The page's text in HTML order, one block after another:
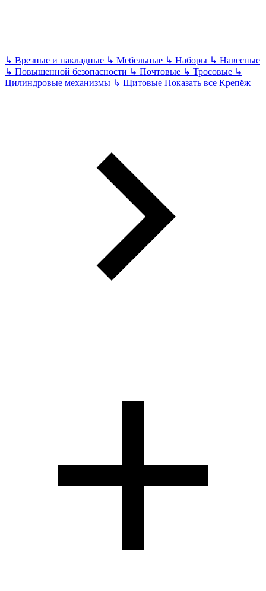
↳ Врезные и накладные ↳ Мебельные ↳ Наборы ↳ Навесные
↳ Повышенной безопасности ↳ Почтовые ↳ Тросовые ↳
Цилиндровые механизмы ↳ Щитовые Показать все Крепёж